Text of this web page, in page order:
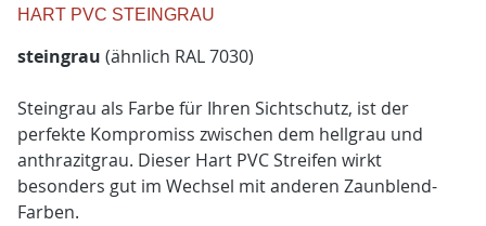
HART PVC STEINGRAU
steingrau (ähnlich RAL 7030)
Steingrau als Farbe für Ihren Sichtschutz, ist der
perfekte Kompromiss zwischen dem hellgrau und
anthrazitgrau. Dieser Hart PVC Streifen wirkt
besonders gut im Wechsel mit anderen Zaunblend-
Farben.